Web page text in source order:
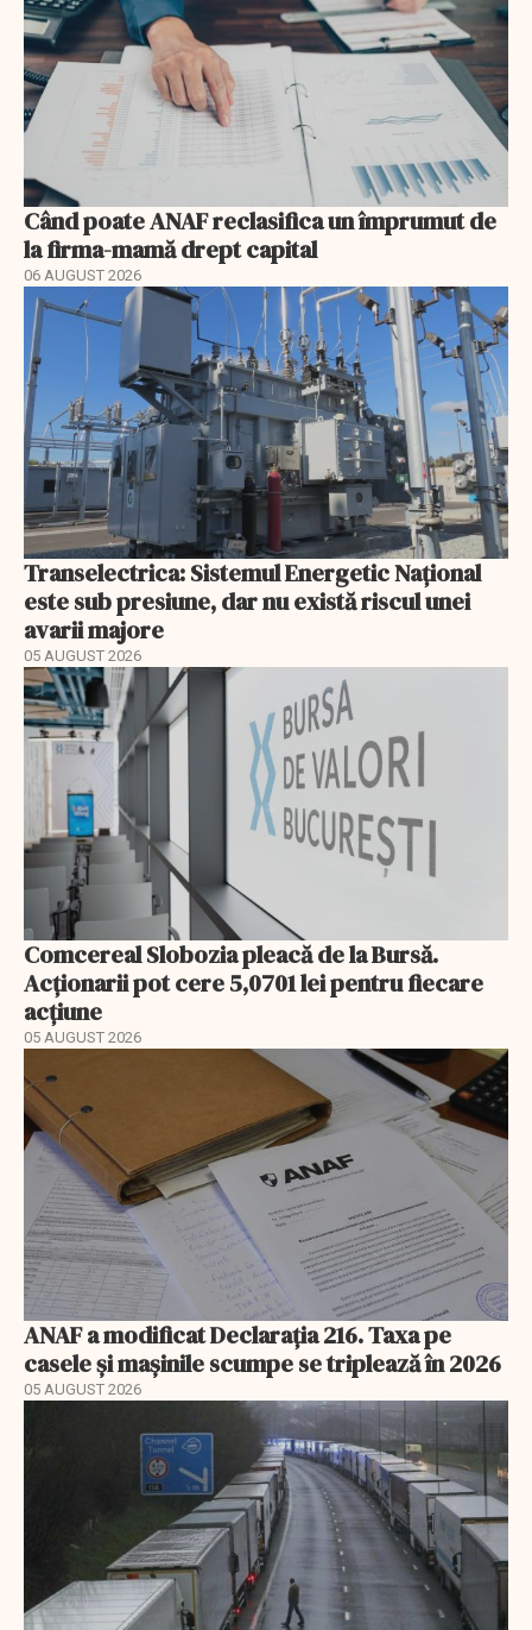
Când poate ANAF reclasifica un împrumut de
la firma-mamă drept capital
06 AUGUST 2026
Transelectrica: Sistemul Energetic Național
este sub presiune, dar nu există riscul unei
avarii majore
05 AUGUST 2026
Comcereal Slobozia pleacă de la Bursă.
Acționarii pot cere 5,0701 lei pentru fiecare
acțiune
05 AUGUST 2026
ANAF a modificat Declarația 216. Taxa pe
casele și mașinile scumpe se triplează în 2026
05 AUGUST 2026